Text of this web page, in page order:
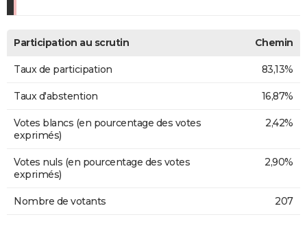
Participation au scrutin Chemin
Taux de participation 83,13%
Taux d'abstention 16,87%
Votes blancs (en pourcentage des votes
exprimés)
2,42%
Votes nuls (en pourcentage des votes
exprimés)
2,90%
Nombre de votants 207